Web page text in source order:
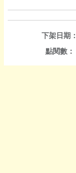
下架日期：
點閱數：